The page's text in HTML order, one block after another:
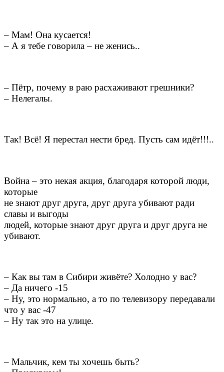
– Мам! Она кусается!
– А я тебе говорила – не женись..
– Пётр, почему в раю расхаживают грешники?
– Нелегалы.
Так! Всё! Я перестал нести бред. Пусть сам идёт!!!..
Война – это некая акция, благодаря которой люди,
которые
не знают друг друга, друг друга убивают ради
славы и выгоды
людей, которые знают друг друга и друг друга не
убивают.
– Как вы там в Сибири живёте? Холодно у вас?
– Да ничего -15
– Ну, это нормально, а то по телевизору передавали
что у вас -47
– Ну так это на улице.
– Мальчик, кем ты хочешь быть?